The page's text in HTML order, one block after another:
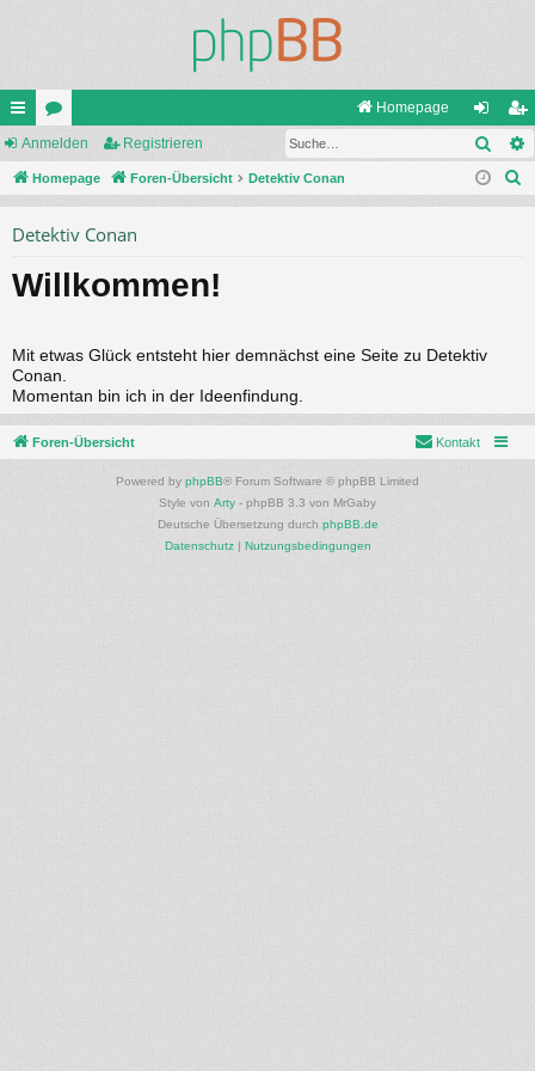
ch
ne
riff
or
en
Homepage
n
m
eg
ist
Anmelden Registrieren
Homepage Foren-Übersicht Detektiv Conan
Detektiv Conan
Willkommen!
Mit etwas Glück entsteht hier demnächst eine Seite zu Detektiv
Conan.
Momentan bin ich in der Ideenfindung.
Foren-Übersicht Kontakt
Powered by phpBB® Forum Software © phpBB Limited
Style von Arty - phpBB 3.3 von MrGaby
Deutsche Übersetzung durch phpBB.de
Datenschutz| Nutzungsbedingungen